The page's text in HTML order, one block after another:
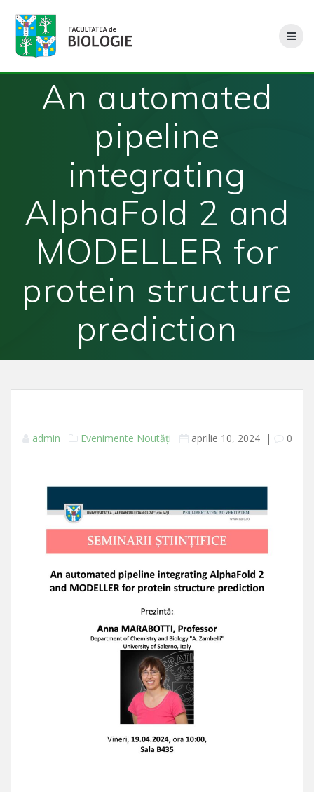
An automated
pipeline
integrating
AlphaFold 2 and
MODELLER for
protein structure
prediction
admin Evenimente Noutăți aprilie 10, 2024| 0